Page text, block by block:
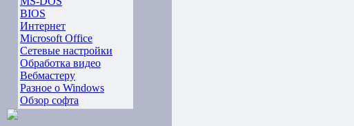
BIOS
Интернет
Microsoft Office
Сетевые настройки
Обработка видео
Вебмастеру
Разное о Windows
Обзор софта